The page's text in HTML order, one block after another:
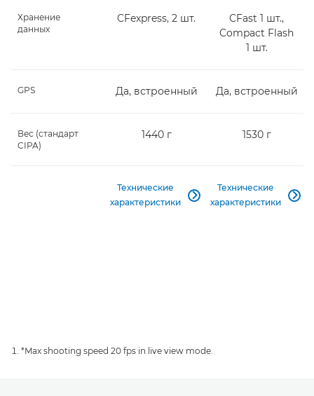
Хранение
данных
CFexpress, 2 шт.
CFast 1 шт.,
Compact Flash
1 шт.
GPS Да, встроенный Да, встроенный
Вес (стандарт
CIPA)
1440 г 1530 г
Технические
характеристики

Технические
характеристики

*Max shooting speed 20 fps in live view mode.